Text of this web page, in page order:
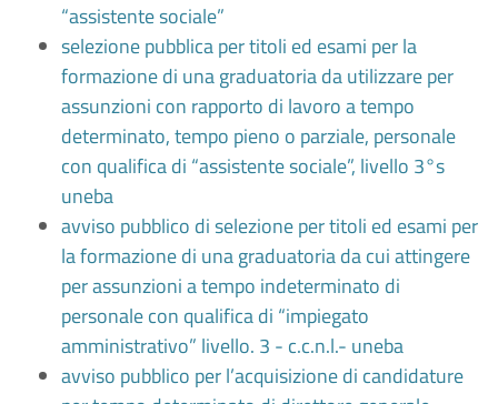
“assistente sociale”
selezione pubblica per titoli ed esami per la
formazione di una graduatoria da utilizzare per
assunzioni con rapporto di lavoro a tempo
determinato, tempo pieno o parziale, personale
con qualifica di “assistente sociale”, livello 3°s
uneba
avviso pubblico di selezione per titoli ed esami per
la formazione di una graduatoria da cui attingere
per assunzioni a tempo indeterminato di
personale con qualifica di “impiegato
amministrativo” livello. 3 - c.c.n.l.- uneba
avviso pubblico per l’acquisizione di candidature